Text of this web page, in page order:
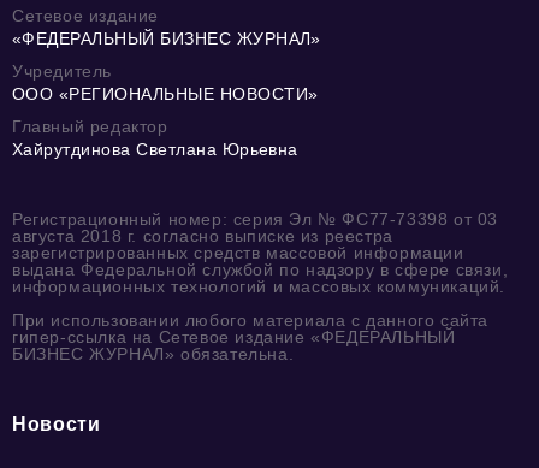
Сетевое издание
«ФЕДЕРАЛЬНЫЙ БИЗНЕС ЖУРНАЛ»
Учредитель
ООО «РЕГИОНАЛЬНЫЕ НОВОСТИ»
Главный редактор
Хайрутдинова Светлана Юрьевна
Регистрационный номер: серия Эл № ФС77-73398 от 03
августа 2018 г. согласно выписке из реестра
зарегистрированных средств массовой информации
выдана Федеральной службой по надзору в сфере связи,
информационных технологий и массовых коммуникаций.
При использовании любого материала с данного сайта
гипер-ссылка на Сетевое издание «ФЕДЕРАЛЬНЫЙ
БИЗНЕС ЖУРНАЛ» обязательна.
Новости